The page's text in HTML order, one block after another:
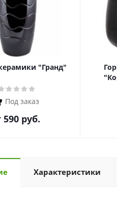
"Гранд"
Под заказ
590 руб.
Характеристики